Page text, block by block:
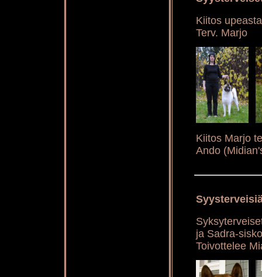
Kiitos
Terv. Marjo
Kiitos Marjo
Ando
ja Sadra-
Toivottelee